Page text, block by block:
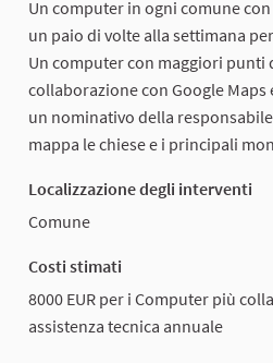
Un computer in ogni comune
un paio di volte alla settimana
Un computer con maggiori punti
collaborazione con Google Maps
un nominativo della
mappa le chiese e i principali
Localizzazione degli interventi
Comune
Costi stimati
8000 EUR per i Computer più
assistenza tecnica annuale